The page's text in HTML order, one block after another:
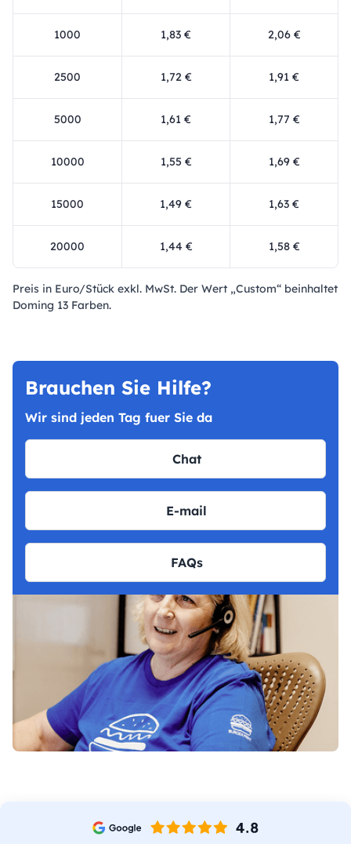
1000 1,83 € 2,06 €
2500 1,72 € 1,91 €
5000 1,61 € 1,77 €
10000 1,55 € 1,69 €
15000 1,49 € 1,63 €
20000 1,44 € 1,58 €
Preis in Euro/Stück exkl. MwSt. Der Wert „Custom“ beinhaltet
Doming 13 Farben.
Brauchen Sie Hilfe?
Wir sind jeden Tag fuer Sie da
Chat
E-mail
FAQs